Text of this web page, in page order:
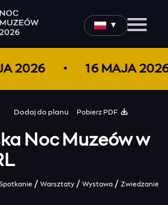
▼
2026 16 MAJA
Dodaj do planu Pobierz PDF
Noc Muzeów w
/ Warsztaty / Wystawa / Zwiedzanie